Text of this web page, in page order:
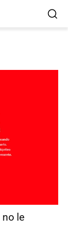
no le